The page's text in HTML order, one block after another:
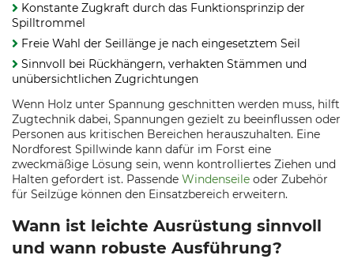
Konstante Zugkraft durch das Funktionsprinzip der
Spilltrommel
Freie Wahl der Seillänge je nach eingesetztem Seil
Sinnvoll bei Rückhängern, verhakten Stämmen und
unübersichtlichen Zugrichtungen
Wenn Holz unter Spannung geschnitten werden muss, hilft
Zugtechnik dabei, Spannungen gezielt zu beeinflussen oder
Personen aus kritischen Bereichen herauszuhalten. Eine
Nordforest Spillwinde kann dafür im Forst eine
zweckmäßige Lösung sein, wenn kontrolliertes Ziehen und
Halten gefordert ist. Passende Windenseile oder Zubehör
für Seilzüge können den Einsatzbereich erweitern.
Wann ist leichte Ausrüstung sinnvoll
und wann robuste Ausführung?